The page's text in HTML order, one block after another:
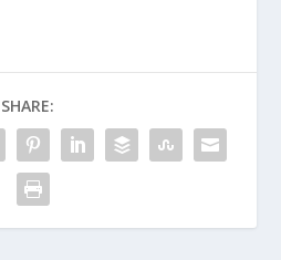
SHARE: